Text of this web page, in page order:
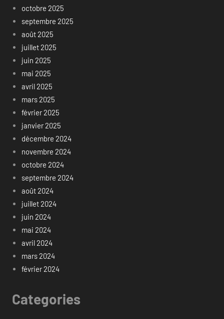
octobre 2025
septembre 2025
août 2025
juillet 2025
juin 2025
mai 2025
avril 2025
mars 2025
février 2025
janvier 2025
décembre 2024
novembre 2024
octobre 2024
septembre 2024
août 2024
juillet 2024
juin 2024
mai 2024
avril 2024
mars 2024
février 2024
Categories